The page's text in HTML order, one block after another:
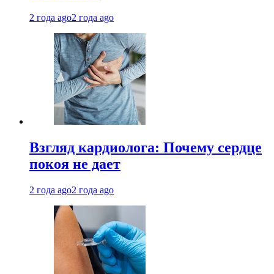
2 года ago2 года ago
Взгляд кардиолога: Почему сердце
покоя не дает
2 года ago2 года ago